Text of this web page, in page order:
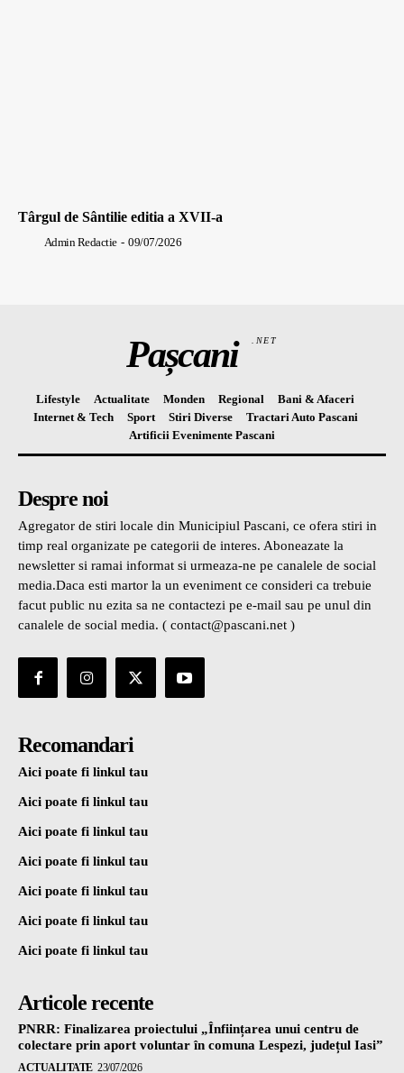
Târgul de Sântilie editia a XVII-a
Admin Redactie - 09/07/2026
Pașcani .NET
Lifestyle Actualitate Monden Regional
Bani & Afaceri
Internet & Tech
Sport Stiri Diverse
Tractari Auto Pascani
Artificii Evenimente Pascani
Despre noi
Agregator de stiri locale din Municipiul Pascani, ce ofera stiri in
timp real organizate pe categorii de interes. Aboneazate la
newsletter si ramai informat si urmeaza-ne pe canalele de social
media.Daca esti martor la un eveniment ce consideri ca trebuie
facut public nu ezita sa ne contactezi pe e-mail sau pe unul din
canalele de social media. ( contact@pascani.net )
Recomandari
Aici poate fi linkul tau
Aici poate fi linkul tau
Aici poate fi linkul tau
Aici poate fi linkul tau
Aici poate fi linkul tau
Aici poate fi linkul tau
Aici poate fi linkul tau
Articole recente
PNRR: Finalizarea proiectului „Înființarea unui centru de
colectare prin aport voluntar în comuna Lespezi, județul Iasi”
ACTUALITATE 23/07/2026